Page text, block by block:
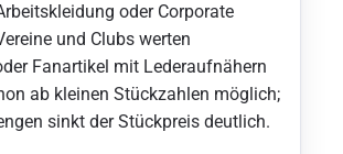
oder Corporate
und Clubs werten
Fanartikel mit Lederaufnähern
ab kleinen Stückzahlen möglich;
sinkt der Stückpreis deutlich.